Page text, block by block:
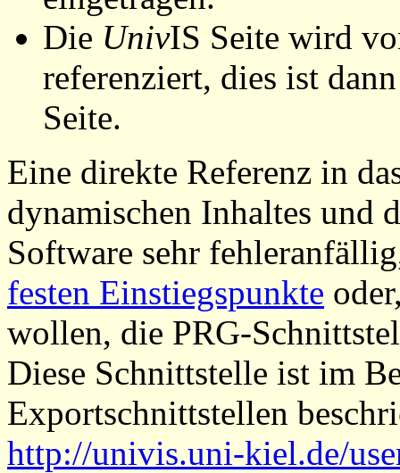
Die UnivIS Seite wird
referenziert, dies ist
Seite.
Eine direkte Referenz in
dynamischen Inhaltes und
Software sehr
festen Einstiegspunkte
wollen, die PRG-
Diese Schnittstelle ist im
Exportschnittstellen
http://univis.uni-kiel.de/